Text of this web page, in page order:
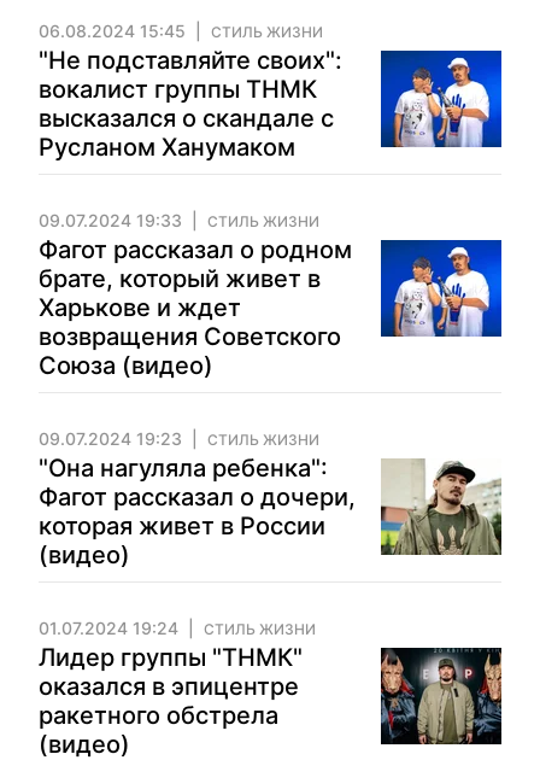
06.08.2024 15:45 СТИЛЬ ЖИЗНИ
"Не подставляйте своих":
вокалист группы ТНМК
высказался о скандале с
Русланом Ханумаком
09.07.2024 19:33 СТИЛЬ ЖИЗНИ
Фагот рассказал о родном
брате, который живет в
Харькове и ждет
возвращения Советского
Союза (видео)
09.07.2024 19:23 СТИЛЬ ЖИЗНИ
"Она нагуляла ребенка":
Фагот рассказал о дочери,
которая живет в России
(видео)
01.07.2024 19:24 СТИЛЬ ЖИЗНИ
Лидер группы "ТНМК"
оказался в эпицентре
ракетного обстрела
(видео)